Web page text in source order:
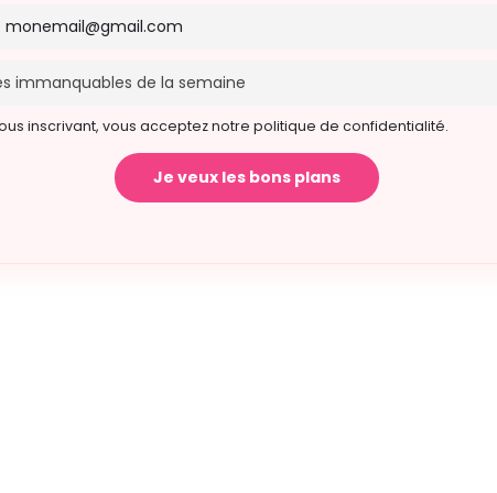
inscrivant, vous acceptez notre politique de confidentialité.